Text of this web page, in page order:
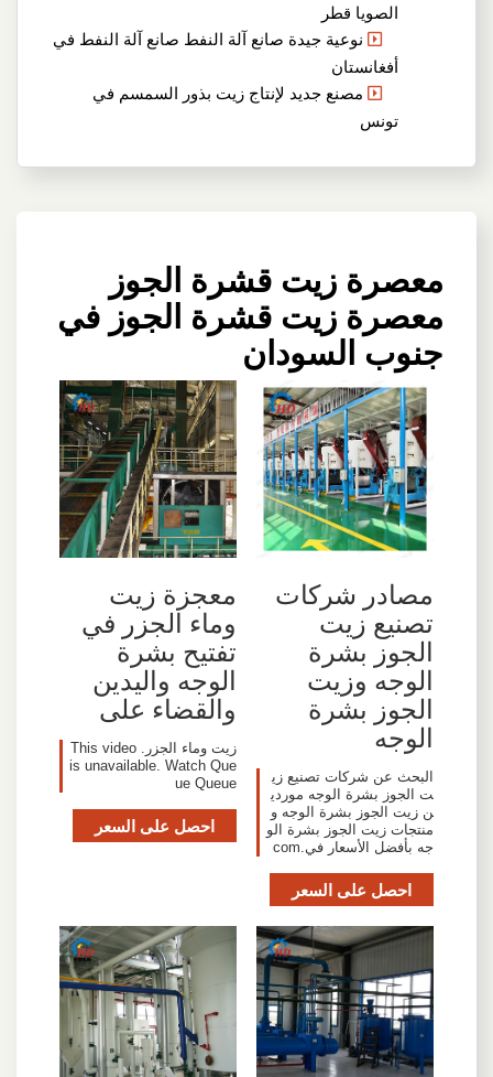
الصويا قطر
نوعية جيدة صانع آلة النفط صانع آلة النفط في
أفغانستان
مصنع جديد لإنتاج زيت بذور السمسم في
تونس
معصرة زيت قشرة الجوز
معصرة زيت قشرة الجوز في
جنوب السودان
مصادر شركات
تصنيع زيت
الجوز بشرة
الوجه وزيت
الجوز بشرة
الوجه
البحث عن شركات تصنيع زي
ت الجوز بشرة الوجه موردي
ن زيت الجوز بشرة الوجه و
منتجات زيت الجوز بشرة الو
جه بأفضل الأسعار في.com
احصل على السعر
‫معجزة زيت
وماء الجزر في
تفتيح بشرة
الوجه واليدين
والقضاء على
زيت وماء الجزر. This video
is unavailable. Watch Que
ue Queue
احصل على السعر